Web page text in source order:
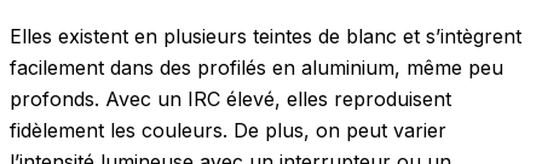
Elles existent en plusieurs teintes de blanc et s’intègrent
facilement dans des profilés en aluminium, même peu
profonds. Avec un IRC élevé, elles reproduisent
fidèlement les couleurs. De plus, on peut varier